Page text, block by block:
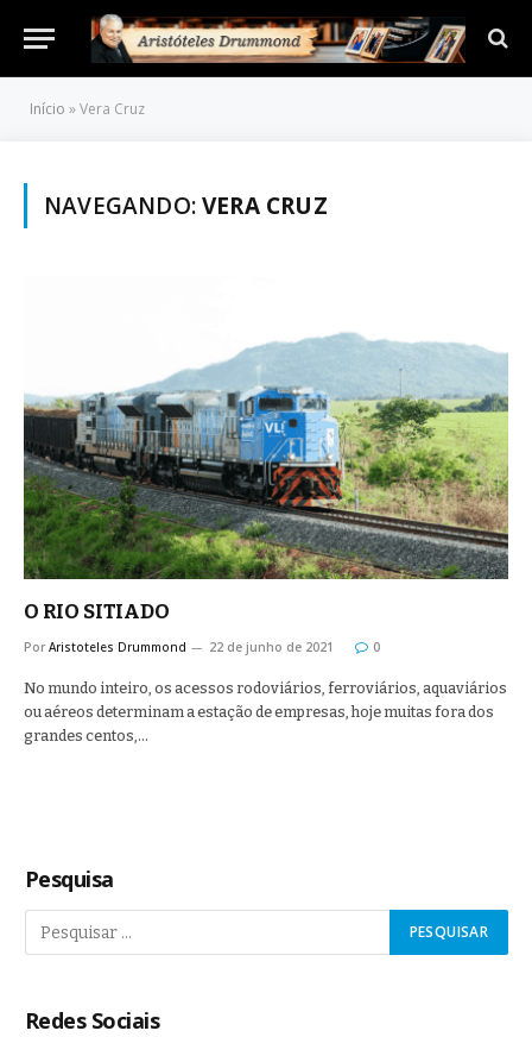
Início »Vera Cruz
NAVEGANDO:VERA CRUZ
O RIO SITIADO
Por Aristoteles Drummond 22 de junho de 2021 0
No mundo inteiro, os acessos rodoviários, ferroviários, aquaviários
ou aéreos determinam a estação de empresas, hoje muitas fora dos
grandes centos,…
Pesquisa
Redes Sociais